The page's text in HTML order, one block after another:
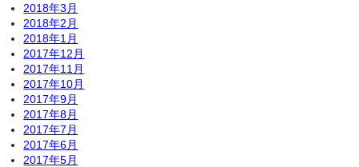
2018年3月
2018年2月
2018年1月
2017年12月
2017年11月
2017年10月
2017年9月
2017年8月
2017年7月
2017年6月
2017年5月